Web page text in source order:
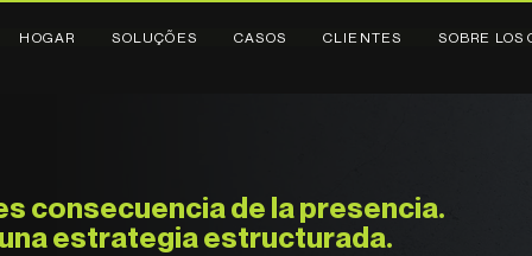
HOGAR SOLUÇÕES CASOS CLIENTES SOBRE LOS
consecuencia de la presencia.
estrategia estructurada.